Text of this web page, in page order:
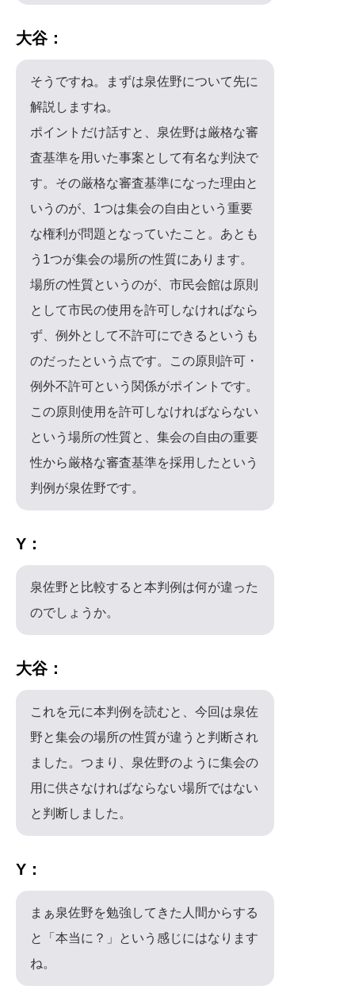
大谷：
そうですね。まずは泉佐野について先に
解説しますね。
ポイントだけ話すと、泉佐野は厳格な審
査基準を用いた事案として有名な判決で
す。その厳格な審査基準になった理由と
いうのが、1つは集会の自由という重要
な権利が問題となっていたこと。あとも
う1つが集会の場所の性質にあります。
場所の性質というのが、市民会館は原則
として市民の使用を許可しなければなら
ず、例外として不許可にできるというも
のだったという点です。この原則許可・
例外不許可という関係がポイントです。
この原則使用を許可しなければならない
という場所の性質と、集会の自由の重要
性から厳格な審査基準を採用したという
判例が泉佐野です。
Y：
泉佐野と比較すると本判例は何が違った
のでしょうか。
大谷：
これを元に本判例を読むと、今回は泉佐
野と集会の場所の性質が違うと判断され
ました。つまり、泉佐野のように集会の
用に供さなければならない場所ではない
と判断しました。
Y：
まぁ泉佐野を勉強してきた人間からする
と「本当に？」という感じにはなります
ね。